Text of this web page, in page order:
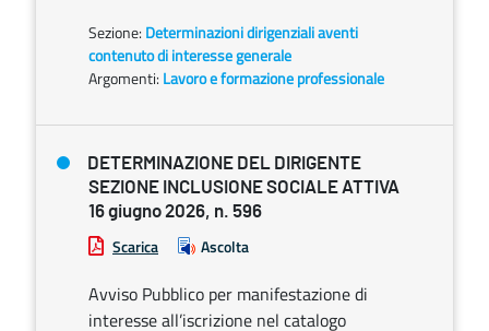
Sezione: Determinazioni dirigenziali aventi
contenuto di interesse generale
Argomenti: Lavoro e formazione professionale
DETERMINAZIONE DEL DIRIGENTE
SEZIONE INCLUSIONE SOCIALE ATTIVA
16 giugno 2026, n. 596
Scarica Ascolta
Avviso Pubblico per manifestazione di
interesse all’iscrizione nel catalogo